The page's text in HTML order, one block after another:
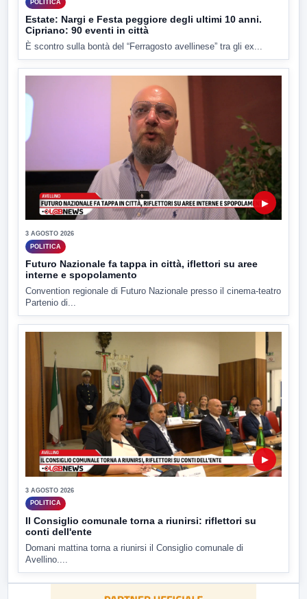
POLITICA
Estate: Nargi e Festa peggiore degli ultimi 10 anni.
Cipriano: 90 eventi in città
È scontro sulla bontà del “Ferragosto avellinese” tra gli ex...
▶
3 AGOSTO 2026
POLITICA
Futuro Nazionale fa tappa in città, iflettori su aree
interne e spopolamento
Convention regionale di Futuro Nazionale presso il cinema-teatro
Partenio di...
▶
3 AGOSTO 2026
POLITICA
Il Consiglio comunale torna a riunirsi: riflettori su
conti dell'ente
Domani mattina torna a riunirsi il Consiglio comunale di
Avellino....